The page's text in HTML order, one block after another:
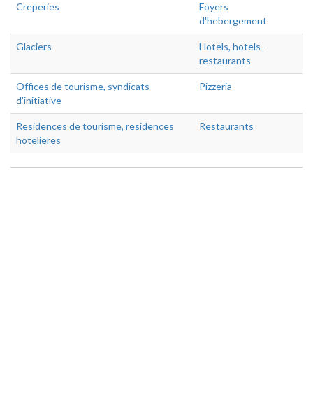
Creperies
Foyers
d'hebergement
Glaciers
Hotels, hotels-
restaurants
Offices de tourisme, syndicats
d'initiative
Pizzeria
Residences de tourisme, residences
hotelieres
Restaurants